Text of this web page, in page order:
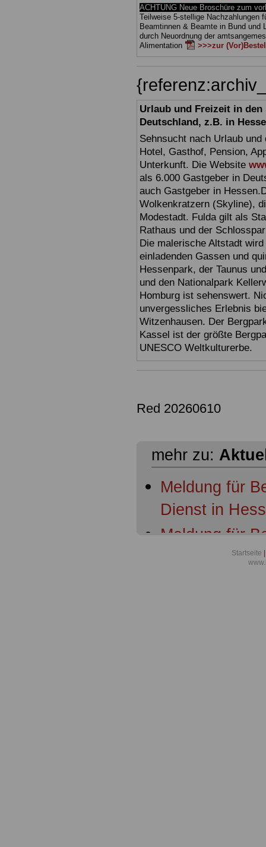
ACHTUNG Neue Broschüre zum
Teilweise 5-stellige Nachzahlungen
Beamtinnen & Beamte in Bund und
durch Neuordnung der
Alimentation
>>>zur
Urlaub und Freizeit in
Deutschland, z.B. in
Sehnsucht nach Urlaub
Hotel, Gasthof, Pension,
Unterkunft. Die Website
als 6.000 Gastgeber in
auch Gastgeber in
Wolkenkratzern (Skyline),
Modestadt. Fulda gilt als
Rathaus und der
Die malerische Altstadt
einladenden Gassen und
Hessenpark, der Taunus
und den Nationalpark
Homburg ist sehenswert.
unvergessliches Erlebnis
Witzenhausen. Der
Kassel ist der größte
UNESCO Weltkulturerbe.
Red 20260610
mehr zu:
Meldung für
Dienst in
Meldung für
Dienst inStartseite